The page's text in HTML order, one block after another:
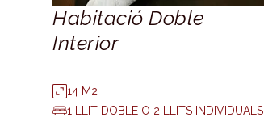
BanyeraHabitació Doble
Interior
14 M2
1 LLIT DOBLE O 2 LLITS INDIVIDUALS